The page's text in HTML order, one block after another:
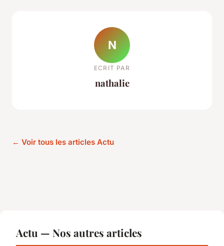
N
ECRIT PAR
nathalie
← Voir tous les articles Actu
Actu — Nos autres articles